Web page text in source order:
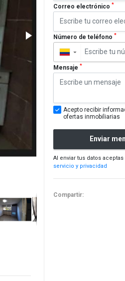
Correo electrónico *
Número de teléfono *
▼
Mensaje *
Acepto recibir
ofertas inmobiliarias
Enviar
Al enviar tus datos aceptas
servicio y privacidad
Compartir: